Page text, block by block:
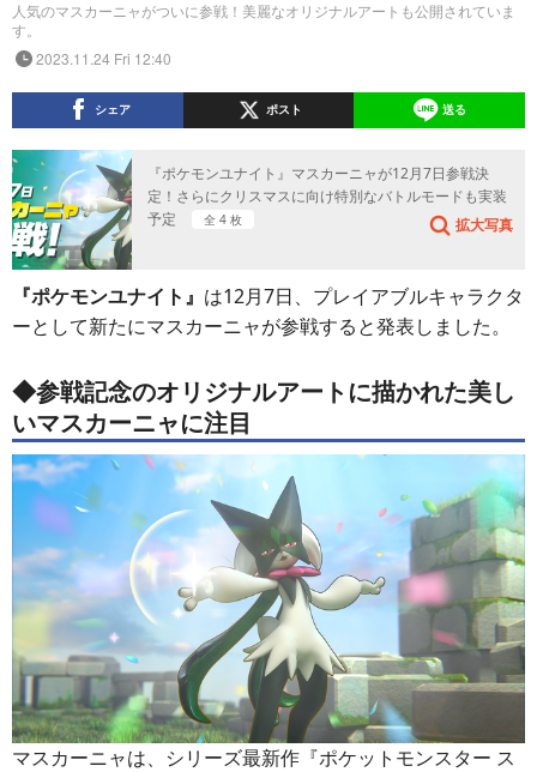
人気のマスカーニャがついに参戦！美麗なオリジナルアートも公開されていま
す。
2023.11.24 Fri 12:40
シェア ポスト 送る
『ポケモンユナイト』マスカーニャが12月7日参戦決
定！さらにクリスマスに向け特別なバトルモードも実装
予定
全 4 枚 拡大写真
『ポケモンユナイト』 は12月7日、プレイアブルキャラクタ
ーとして新たにマスカーニャが参戦すると発表しました。
◆参戦記念のオリジナルアートに描かれた美し
いマスカーニャに注目
マスカーニャは、シリーズ最新作『ポケットモンスター ス